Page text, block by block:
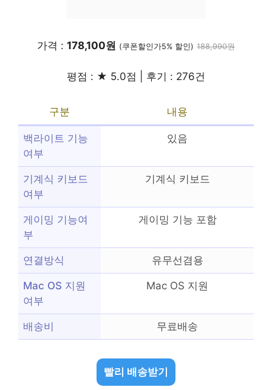
가격 : 178,100원 (쿠폰할인가5% 할인) 188,990원
평점 : ★ 5.0점 | 후기 : 276건
구분 내용
백라이트 기능
여부
있음
기계식 키보드
여부
기계식 키보드
게이밍 기능여
부
게이밍 기능 포함
연결방식 유무선겸용
Mac OS 지원
여부
Mac OS 지원
배송비 무료배송
빨리 배송받기